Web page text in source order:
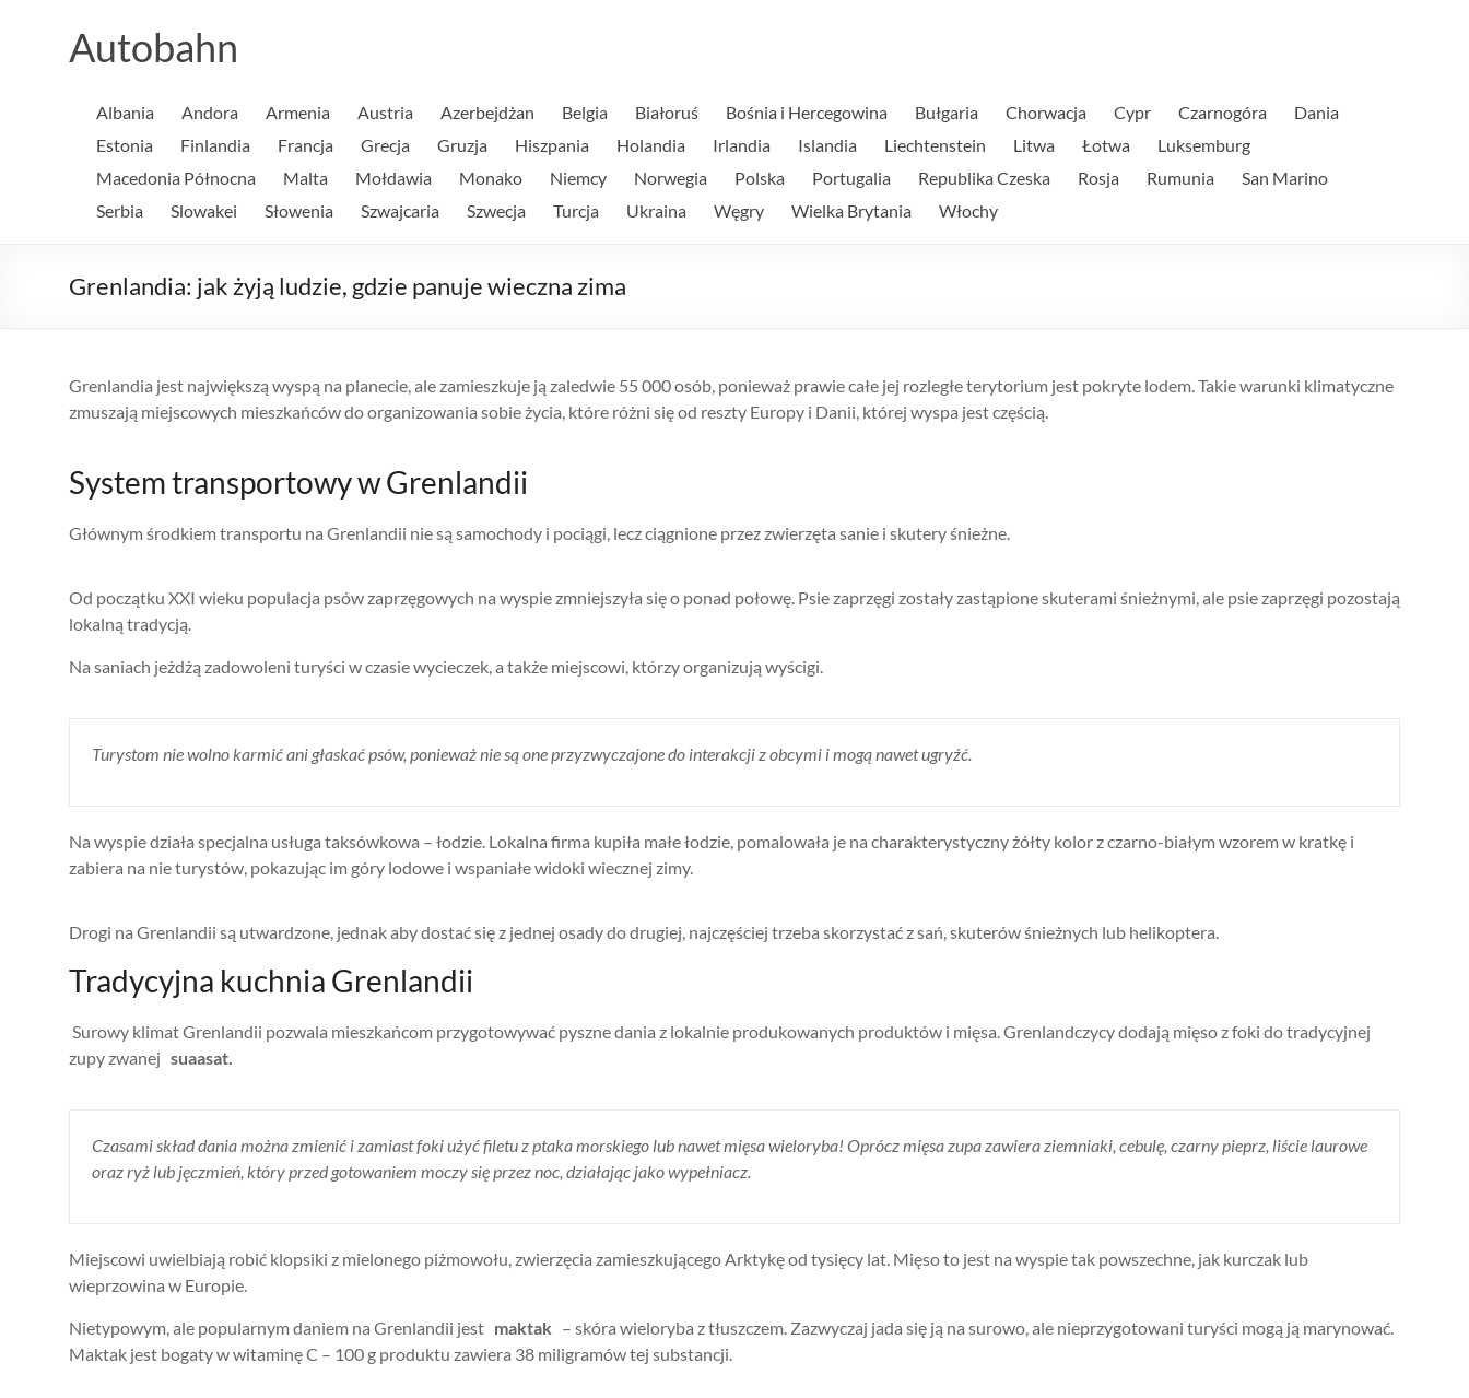
Autobahn
Albania Andora Armenia Austria Azerbejdżan Belgia Białoruś Bośnia i Hercegowina Bułgaria Chorwacja Cypr Czarnogóra
Dania
Estonia
Finlandia Francja Grecja Gruzja Hiszpania Holandia Irlandia Islandia Liechtenstein Litwa Łotwa
Luksemburg
Macedonia Północna
Malta Mołdawia Monako Niemcy Norwegia Polska Portugalia Republika Czeska Rosja Rumunia
San Marino
Serbia
Slowakei Słowenia Szwajcaria Szwecja Turcja Ukraina Węgry Wielka Brytania Włochy
Grenlandia: jak żyją ludzie, gdzie panuje wieczna zima
Grenlandia jest największą wyspą na planecie, ale zamieszkuje ją zaledwie 55 000 osób, ponieważ prawie całe jej rozległe terytorium jest pokryte lodem. Takie warunki klimatyczne
zmuszają miejscowych mieszkańców do organizowania sobie życia, które różni się od reszty Europy i Danii, której wyspa jest częścią.
System transportowy w Grenlandii
Głównym środkiem transportu na Grenlandii nie są samochody i pociągi, lecz ciągnione przez zwierzęta sanie i skutery śnieżne.
Od początku XXI wieku populacja psów zaprzęgowych na wyspie zmniejszyła się o ponad połowę. Psie zaprzęgi zostały zastąpione skuterami śnieżnymi, ale psie zaprzęgi pozostają
lokalną tradycją.
Na saniach jeżdżą zadowoleni turyści w czasie wycieczek, a także miejscowi, którzy organizują wyścigi.
Turystom nie wolno karmić ani głaskać psów, ponieważ nie są one przyzwyczajone do interakcji z obcymi i mogą nawet ugryźć.
Na wyspie działa specjalna usługa taksówkowa – łodzie. Lokalna firma kupiła małe łodzie, pomalowała je na charakterystyczny żółty kolor z czarno-białym wzorem w kratkę i
zabiera na nie turystów, pokazując im góry lodowe i wspaniałe widoki wiecznej zimy.
Drogi na Grenlandii są utwardzone, jednak aby dostać się z jednej osady do drugiej, najczęściej trzeba skorzystać z sań, skuterów śnieżnych lub helikoptera.
Tradycyjna kuchnia Grenlandii
Surowy klimat Grenlandii pozwala mieszkańcom przygotowywać pyszne dania z lokalnie produkowanych produktów i mięsa. Grenlandczycy dodają mięso z foki do tradycyjnej
zupy zwanej suaasat.
Czasami skład dania można zmienić i zamiast foki użyć filetu z ptaka morskiego lub nawet mięsa wieloryba! Oprócz mięsa zupa zawiera ziemniaki, cebulę, czarny pieprz, liście laurowe
oraz ryż lub jęczmień, który przed gotowaniem moczy się przez noc, działając jako wypełniacz.
Miejscowi uwielbiają robić klopsiki z mielonego piżmowołu, zwierzęcia zamieszkującego Arktykę od tysięcy lat. Mięso to jest na wyspie tak powszechne, jak kurczak lub
wieprzowina w Europie.
Nietypowym, ale popularnym daniem na Grenlandii jest maktak – skóra wieloryba z tłuszczem. Zazwyczaj jada się ją na surowo, ale nieprzygotowani turyści mogą ją marynować.
Maktak jest bogaty w witaminę C – 100 g produktu zawiera 38 miligramów tej substancji.